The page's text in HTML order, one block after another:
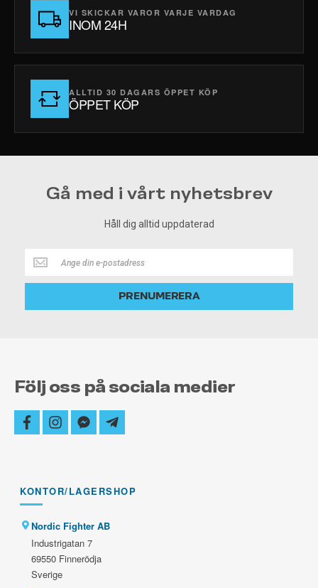
VI SKICKAR VAROR VARJE VARDAG
INOM 24H
ALLTID 30 DAGARS ÖPPET KÖP
ÖPPET KÖP
Gå med i vårt nyhetsbrev
Håll dig alltid uppdaterad
Håll
dig
alltid
PRENUMERERA
Följ oss på sociala medier
facebookinstagram
facebook-
messenger
telegram-
plane
KONTOR/LAGERSHOP
Nordic Fighter AB
Industrigatan 7
69550 Finnerödja
Sverige